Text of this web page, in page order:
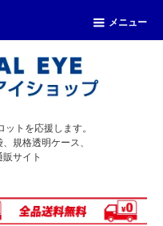
メニュー
トを応援します。
規格透明ケース、
サイト